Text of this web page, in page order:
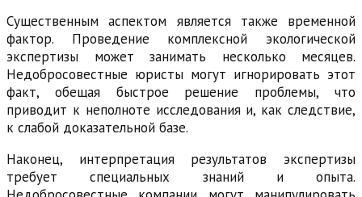
Существенным аспектом является также временной
фактор. Проведение комплексной экологической
экспертизы может занимать несколько месяцев.
Недобросовестные юристы могут игнорировать этот
факт, обещая быстрое решение проблемы, что
приводит к неполноте исследования и, как следствие,
к слабой доказательной базе.
Наконец, интерпретация результатов экспертизы
требует специальных знаний и опыта.